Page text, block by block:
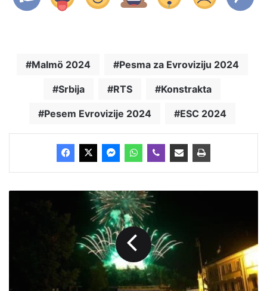
Malmö 2024 Pesma za Evroviziju 2024
Srbija RTS Konstrakta
Pesem Evrovizije 2024 ESC 2024